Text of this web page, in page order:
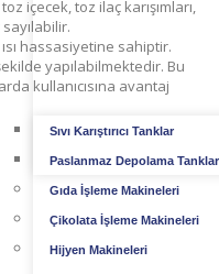
Sıvı Karıştırıcı Tanklar
Paslanmaz Depolama
Gıda İşleme Makineleri
Çikolata İşleme Makineleri
Hijyen Makineleri
içecek, toz ilaç karışımları,
ısı hassasiyetine sahiptir.
yapılabilmektedir. Bu
kullanıcısına avantaj